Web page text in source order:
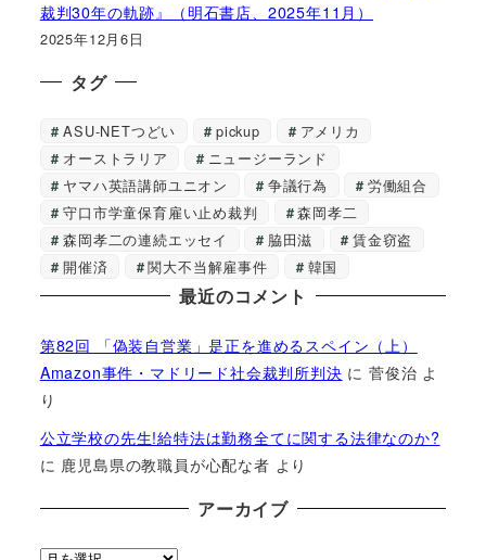
裁判30年の軌跡』（明石書店、2025年11月）
2025年12月6日
タグ
ASU-NETつどい pickup
アメリカ
オーストラリア
ニュージーランド
ヤマハ英語講師ユニオン
争議行為
労働組合
守口市学童保育雇い止め裁判
森岡孝二
森岡孝二の連続エッセイ
脇田滋
賃金窃盗
開催済
関大不当解雇事件 韓国
最近のコメント
第82回 「偽装自営業」是正を進めるスペイン（上）
Amazon事件・マドリード社会裁判所判決 に菅俊治 よ
り
公立学校の先生!給特法は勤務全てに関する法律なのか?
に 鹿児島県の教職員が心配な者 より
アーカイブ